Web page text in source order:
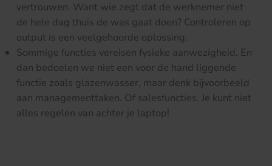
vertrouwen. Want wie zegt dat de werknemer niet
de hele dag thuis de was gaat doen? Controleren op
output is een veelgehoorde oplossing.
Sommige functies vereisen fysieke aanwezigheid. En
dan bedoelen we niet een voor de hand liggende
functie zoals glazenwasser, maar denk bijvoorbeeld
aan managementtaken. Of salesfuncties. Je kunt niet
alles regelen van achter je laptop!